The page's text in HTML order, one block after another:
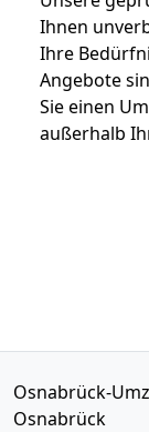
Ihnen
Ihre
Angebote
Sie einen
außerhalb
Osnabrück-
Osnabrück